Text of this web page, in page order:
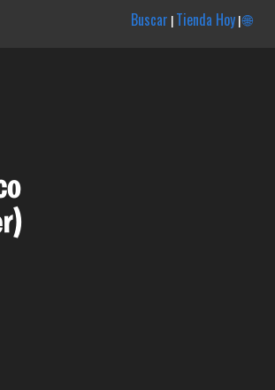
Buscar |Tienda Hoy|🌐